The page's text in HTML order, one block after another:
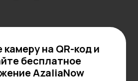
на QR-код и
бесплатное
AzaliaNow